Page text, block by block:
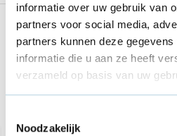
informatie over uw gebruik van
partners voor social media,
partners kunnen deze
informatie die u aan ze heeft
verzameld op basis van uw
Noodzakelijk
Share this product!